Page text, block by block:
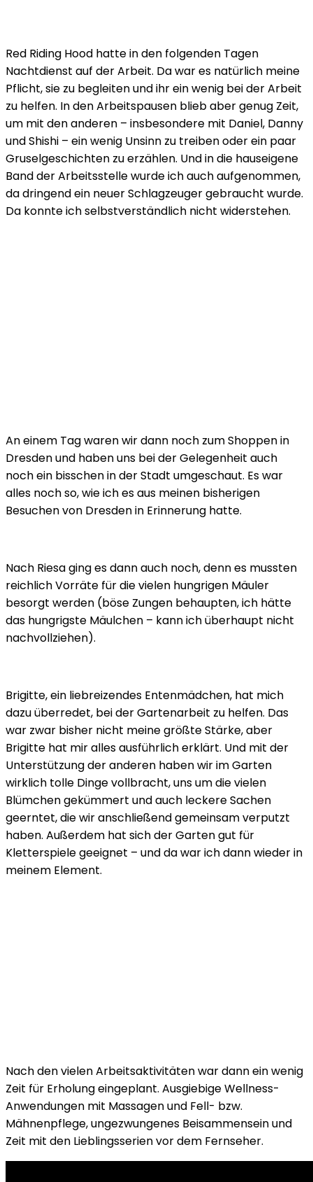
Red Riding Hood hatte in den folgenden Tagen
Nachtdienst auf der Arbeit. Da war es natürlich meine
Pflicht, sie zu begleiten und ihr ein wenig bei der Arbeit
zu helfen. In den Arbeitspausen blieb aber genug Zeit,
um mit den anderen – insbesondere mit Daniel, Danny
und Shishi – ein wenig Unsinn zu treiben oder ein paar
Gruselgeschichten zu erzählen. Und in die hauseigene
Band der Arbeitsstelle wurde ich auch aufgenommen,
da dringend ein neuer Schlagzeuger gebraucht wurde.
Da konnte ich selbstverständlich nicht widerstehen.
An einem Tag waren wir dann noch zum Shoppen in
Dresden und haben uns bei der Gelegenheit auch
noch ein bisschen in der Stadt umgeschaut. Es war
alles noch so, wie ich es aus meinen bisherigen
Besuchen von Dresden in Erinnerung hatte.
Nach Riesa ging es dann auch noch, denn es mussten
reichlich Vorräte für die vielen hungrigen Mäuler
besorgt werden (böse Zungen behaupten, ich hätte
das hungrigste Mäulchen – kann ich überhaupt nicht
nachvollziehen).
Brigitte, ein liebreizendes Entenmädchen, hat mich
dazu überredet, bei der Gartenarbeit zu helfen. Das
war zwar bisher nicht meine größte Stärke, aber
Brigitte hat mir alles ausführlich erklärt. Und mit der
Unterstützung der anderen haben wir im Garten
wirklich tolle Dinge vollbracht, uns um die vielen
Blümchen gekümmert und auch leckere Sachen
geerntet, die wir anschließend gemeinsam verputzt
haben. Außerdem hat sich der Garten gut für
Kletterspiele geeignet – und da war ich dann wieder in
meinem Element.
Nach den vielen Arbeitsaktivitäten war dann ein wenig
Zeit für Erholung eingeplant. Ausgiebige Wellness-
Anwendungen mit Massagen und Fell- bzw.
Mähnenpflege, ungezwungenes Beisammensein und
Zeit mit den Lieblingsserien vor dem Fernseher.